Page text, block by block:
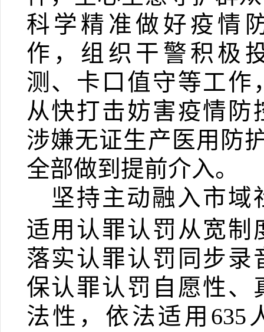
科学精准做好疫情
作， 组织干警积极
测、卡口值守等工作
从快打击妨害疫情防
涉嫌无证生产医用防
全部做到提前介入。
坚持主动融入市域
适用认罪认罚从宽制
落实认罪认罚同步录
保认罪认罚自愿性、
法性，依法适用 635